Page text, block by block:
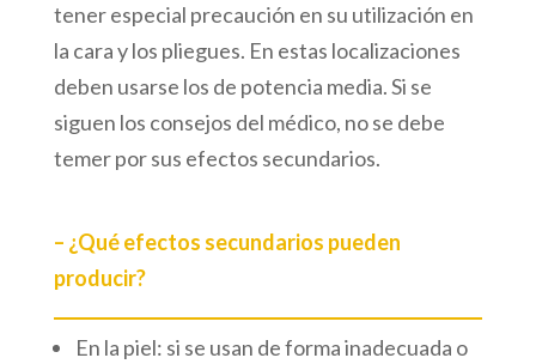
tener especial precaución en su utilización en
la cara y los pliegues. En estas localizaciones
deben usarse los de potencia media. Si se
siguen los consejos del médico, no se debe
temer por sus efectos secundarios.
– ¿Qué efectos secundarios pueden
producir?
En la piel: si se usan de forma inadecuada o